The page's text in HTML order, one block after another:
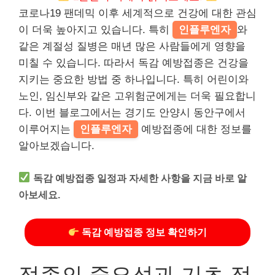
코로나19 팬데믹 이후 세계적으로 건강에 대한 관심
이 더욱 높아지고 있습니다. 특히
인플루엔자 와
같은 계절성 질병은 매년 많은 사람들에게 영향을
미칠 수 있습니다. 따라서 독감 예방접종은 건강을
지키는 중요한 방법 중 하나입니다. 특히 어린이와
노인, 임신부와 같은 고위험군에게는 더욱 필요합니
다. 이번 블로그에서는 경기도 안양시 동안구에서
이루어지는
인플루엔자
예방접종에 대한 정보를
알아보겠습니다.
독감 예방접종 일정과 자세한 사항을 지금 바로 알
아보세요.
독감 예방접종 정보 확인하기